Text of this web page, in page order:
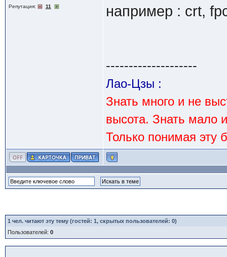
Репутация: 11
например : crt,
--------------------
Лао-Цзы :
Знать много и не
высота. Знать мало
Только понимая эту
1 чел. читают эту тему (гостей: 1, скрытых пользователей: 0)
Пользователей: 0